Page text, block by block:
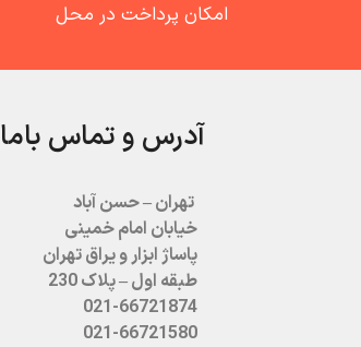
امکان پرداخت در محل
آدرس و تماس باما
تهران – حسن آباد
خیابان امام خمینی
پاساژ ابزار و یراق تهران
طبقه اول – پلاک 230
021-66721874
021-66721580